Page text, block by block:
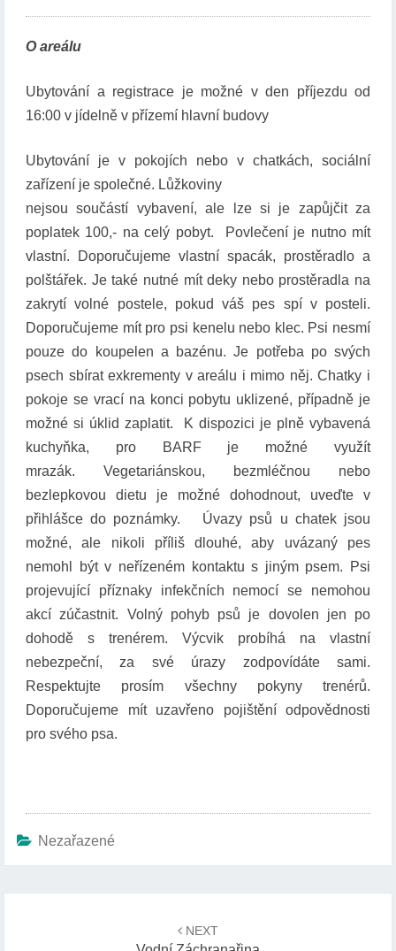
O areálu
Ubytování a registrace je možné v den příjezdu od
16:00 v jídelně v přízemí hlavní budovy
Ubytování je v pokojích nebo v chatkách, sociální
zařízení je společné. Lůžkoviny
nejsou součástí vybavení, ale lze si je zapůjčit za
poplatek 100,- na celý pobyt. Povlečení je nutno mít
vlastní. Doporučujeme vlastní spacák, prostěradlo a
polštářek. Je také nutné mít deky nebo prostěradla na
zakrytí volné postele, pokud váš pes spí v posteli.
Doporučujeme mít pro psi kenelu nebo klec. Psi nesmí
pouze do koupelen a bazénu. Je potřeba po svých
psech sbírat exkrementy v areálu i mimo něj. Chatky i
pokoje se vrací na konci pobytu uklizené, případně je
možné si úklid zaplatit. K dispozici je plně vybavená
kuchyňka, pro BARF je možné využít
mrazák. Vegetariánskou, bezmléčnou nebo
bezlepkovou dietu je možné dohodnout, uveďte v
přihlášce do poznámky. Úvazy psů u chatek jsou
možné, ale nikoli příliš dlouhé, aby uvázaný pes
nemohl být v neřízeném kontaktu s jiným psem. Psi
projevující příznaky infekčních nemocí se nemohou
akcí zúčastnit. Volný pohyb psů je dovolen jen po
dohodě s trenérem. Výcvik probíhá na vlastní
nebezpeční, za své úrazy zodpovídáte sami.
Respektujte prosím všechny pokyny trenérů.
Doporučujeme mít uzavřeno pojištění odpovědnosti
pro svého psa.
Nezařazené
NEXT